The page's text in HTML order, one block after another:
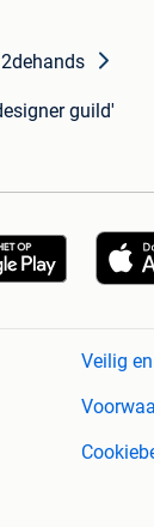
guild'
Veilig